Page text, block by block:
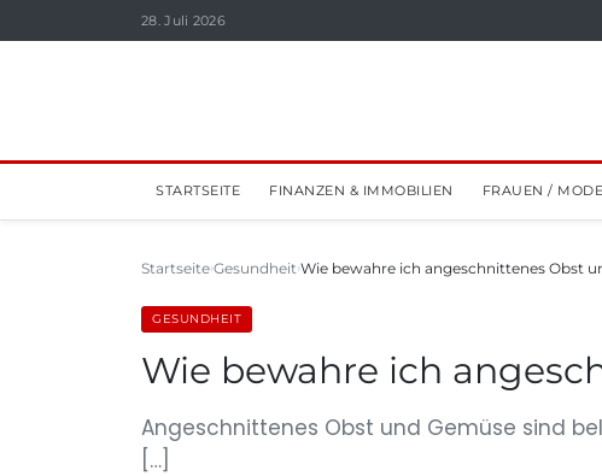
28. Juli 2026
STARTSEITE FINANZEN & IMMOBILIEN FRAUEN / MODE
Startseite Gesundheit Wie bewahre ich angeschnittenes Obst
GESUNDHEIT
Wie bewahre ich
Angeschnittenes Obst und Gemüse sind
[…]